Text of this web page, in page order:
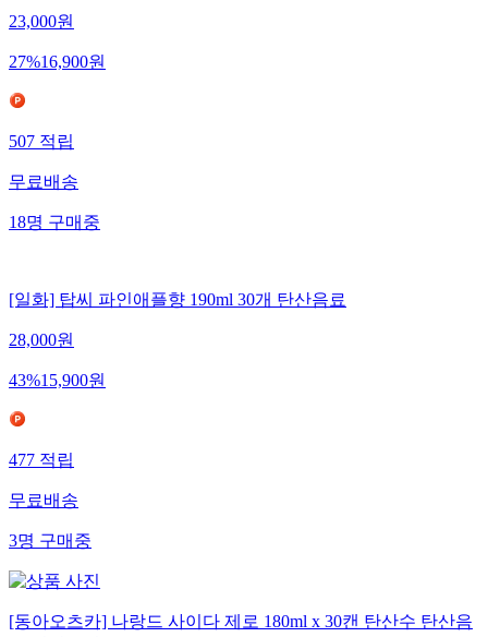
23,000원
27%16,900원
507적립
무료배송
18명구매중
[일화] 탑씨 파인애플향 190ml 30개 탄산음료
28,000원
43%15,900원
477적립
무료배송
3명구매중
[동아오츠카] 나랑드 사이다 제로 180ml x 30캔 탄산수 탄산음